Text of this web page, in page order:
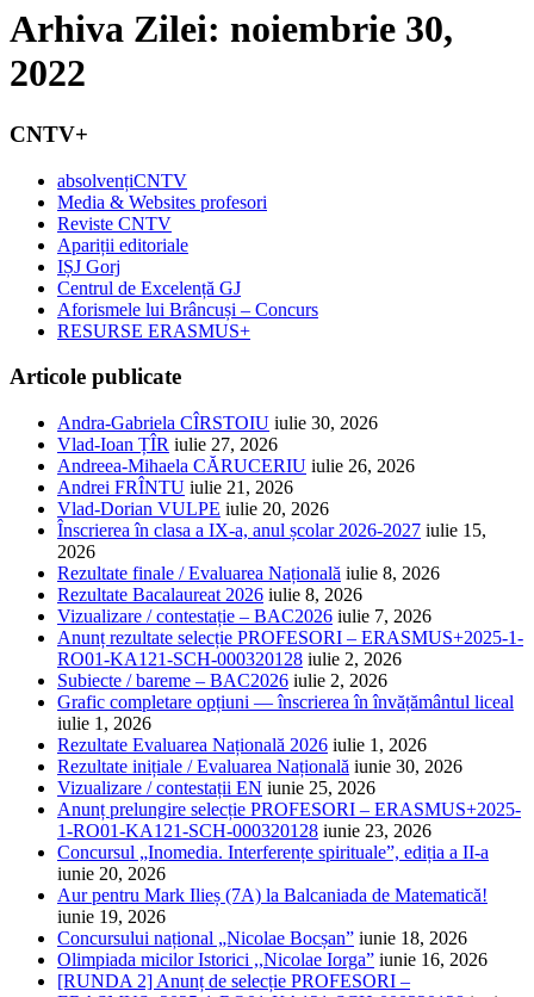
Arhiva Zilei: noiembrie 30,
2022
CNTV+
absolvențiCNTV
Media & Websites profesori
Reviste CNTV
Apariții editoriale
IȘJ Gorj
Centrul de Excelență GJ
Aforismele lui Brâncuși – Concurs
RESURSE ERASMUS+
Articole publicate
Andra-Gabriela CÎRSTOIU iulie 30, 2026
Vlad-Ioan ȚÎR iulie 27, 2026
Andreea-Mihaela CĂRUCERIU iulie 26, 2026
Andrei FRÎNTU iulie 21, 2026
Vlad-Dorian VULPE iulie 20, 2026
Înscrierea în clasa a IX-a, anul școlar 2026-2027 iulie 15,
2026
Rezultate finale / Evaluarea Națională iulie 8, 2026
Rezultate Bacalaureat 2026 iulie 8, 2026
Vizualizare / contestație – BAC2026 iulie 7, 2026
Anunț rezultate selecție PROFESORI – ERASMUS+2025-1-
RO01-KA121-SCH-000320128 iulie 2, 2026
Subiecte / bareme – BAC2026 iulie 2, 2026
Grafic completare opțiuni — înscrierea în învățământul liceal
iulie 1, 2026
Rezultate Evaluarea Națională 2026 iulie 1, 2026
Rezultate inițiale / Evaluarea Națională iunie 30, 2026
Vizualizare / contestații EN iunie 25, 2026
Anunț prelungire selecție PROFESORI – ERASMUS+2025-
1-RO01-KA121-SCH-000320128 iunie 23, 2026
Concursul „Inomedia. Interferențe spirituale”, ediția a II-a
iunie 20, 2026
Aur pentru Mark Ilieș (7A) la Balcaniada de Matematică!
iunie 19, 2026
Concursului național „Nicolae Bocșan” iunie 18, 2026
Olimpiada micilor Istorici ,,Nicolae Iorga” iunie 16, 2026
[RUNDA 2] Anunț de selecție PROFESORI –